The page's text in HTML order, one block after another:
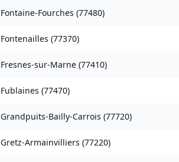
Fontaine-Fourches (77480)
Fontenailles (77370)
Fresnes-sur-Marne (77410)
Fublaines (77470)
Grandpuits-Bailly-Carrois (77720)
Gretz-Armainvilliers (77220)